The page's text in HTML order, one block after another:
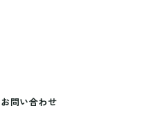
お問い合わせ